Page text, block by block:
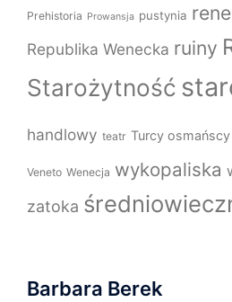
Prehistoria Prowansja pustynia
Republika Wenecka ruiny
Starożytność
handlowy teatr Turcy osmańscy
Veneto Wenecja wykopaliska
zatoka
Barbara Berek